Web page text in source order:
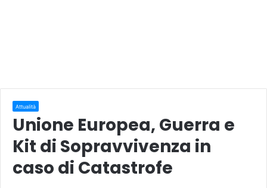
Attualità
Unione Europea, Guerra e
Kit di Sopravvivenza in
caso di Catastrofe